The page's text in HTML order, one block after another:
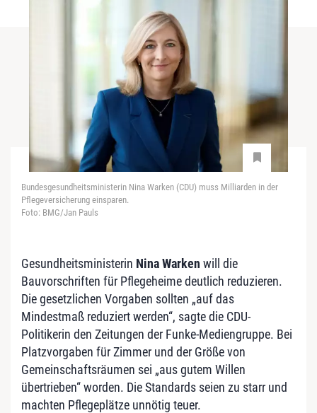
Bundesgesundheitsministerin Nina Warken (CDU) muss Milliarden in der
Pflegeversicherung einsparen.
Foto: BMG/Jan Pauls
Gesundheitsministerin Nina Warken will die
Bauvorschriften für Pflegeheime deutlich reduzieren.
Die gesetzlichen Vorgaben sollten „auf das
Mindestmaß reduziert werden“, sagte die CDU-
Politikerin den Zeitungen der Funke-Mediengruppe. Bei
Platzvorgaben für Zimmer und der Größe von
Gemeinschaftsräumen sei „aus gutem Willen
übertrieben“ worden. Die Standards seien zu starr und
machten Pflegeplätze unnötig teuer.